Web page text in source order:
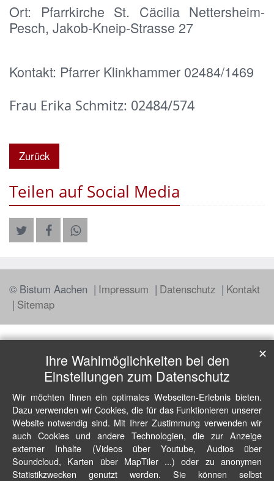
Ort: Pfarrkirche St. Cäcilia Nettersheim-
Pesch, Jakob-Kneip-Strasse 27
Kontakt: Pfarrer Klinkhammer 02484/1469
Frau Erika Schmitz: 02484/574
Zurück
Teilen auf Social Media
© Bistum Aachen Impressum Datenschutz
Kontakt
Sitemap
Ihre Wahlmöglichkeiten bei den
Einstellungen zum Datenschutz
Wir möchten Ihnen ein optimales Webseiten-Erlebnis bieten.
Dazu verwenden wir Cookies, die für das Funktionieren unserer
Website notwendig sind. Mit Ihrer Zustimmung verwenden wir
auch Cookies und andere Technologien, die zur Anzeige
externer Inhalte (Videos über Youtube, Audios über
Soundcloud, Karten über MapTiler ...) oder zu anonymen
Statistikzwecken genutzt werden. Sie können selbst
✕